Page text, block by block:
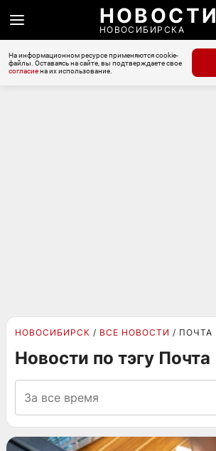
НОВОСТИ
НОВОСИБИРСКА
На информационном ресурсе применяются cookie-
файлы. Оставаясь на сайте, вы подтверждаете свое
согласиена их использование.
НОВОСИБИРСК ВСЕ НОВОСТИ ПОЧТА
Новости по тэгу Почта